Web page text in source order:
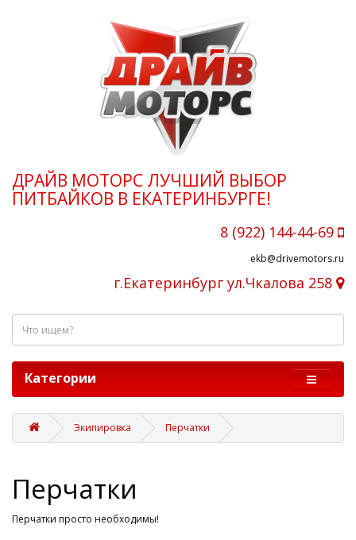
ДРАЙВ МОТОРС ЛУЧШИЙ ВЫБОР
ПИТБАЙКОВ В ЕКАТЕРИНБУРГЕ!
8 (922) 144-44-69
ekb@drivemotors.ru
г.Екатеринбург ул.Чкалова 258
Категории
Экипировка Перчатки
Перчатки
Перчатки просто необходимы!